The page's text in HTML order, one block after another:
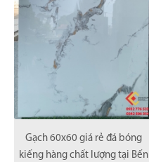
Gạch 60x60 giá rẻ đá bóng
kiếng hàng chất lượng tại Bến